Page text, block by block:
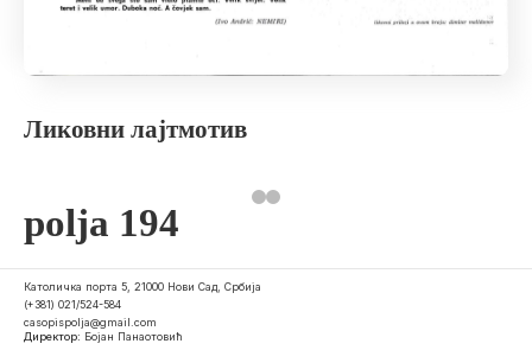
Ликовни лајтмотив
polja 194
Католичка порта 5, 21000 Нови Сад, Србија
(+381) 021/524-584
casopispolja@gmail.com
Директор: Бојан Панаотовић